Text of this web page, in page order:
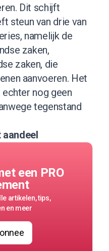
Dit schijft
steun van drie van
namelijk de
zaken,
zaken, die
aanvoeren. Het
nog geen
tegenstand
aandeel
een PRO
artikelen, tips,
en meer